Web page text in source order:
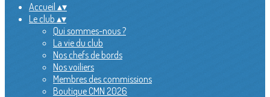
Accueil ▴▾
Le club ▴▾
Qui sommes-nous ?
La vie du club
Nos chefs de bords
Nos voiliers
Membres des commissions
Boutique CMN 2026